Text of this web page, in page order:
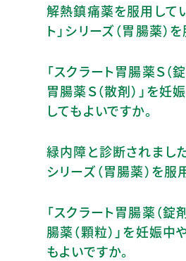
解熱鎮痛薬を服用して
ト」シリーズ（胃腸薬）
「スクラート胃腸薬Ｓ（
胃腸薬Ｓ（散剤）」を
してもよいですか。
緑内障と診断されました
シリーズ（胃腸薬）を服
「スクラート胃腸薬（錠
腸薬（顆粒）」を妊娠
もよいですか。